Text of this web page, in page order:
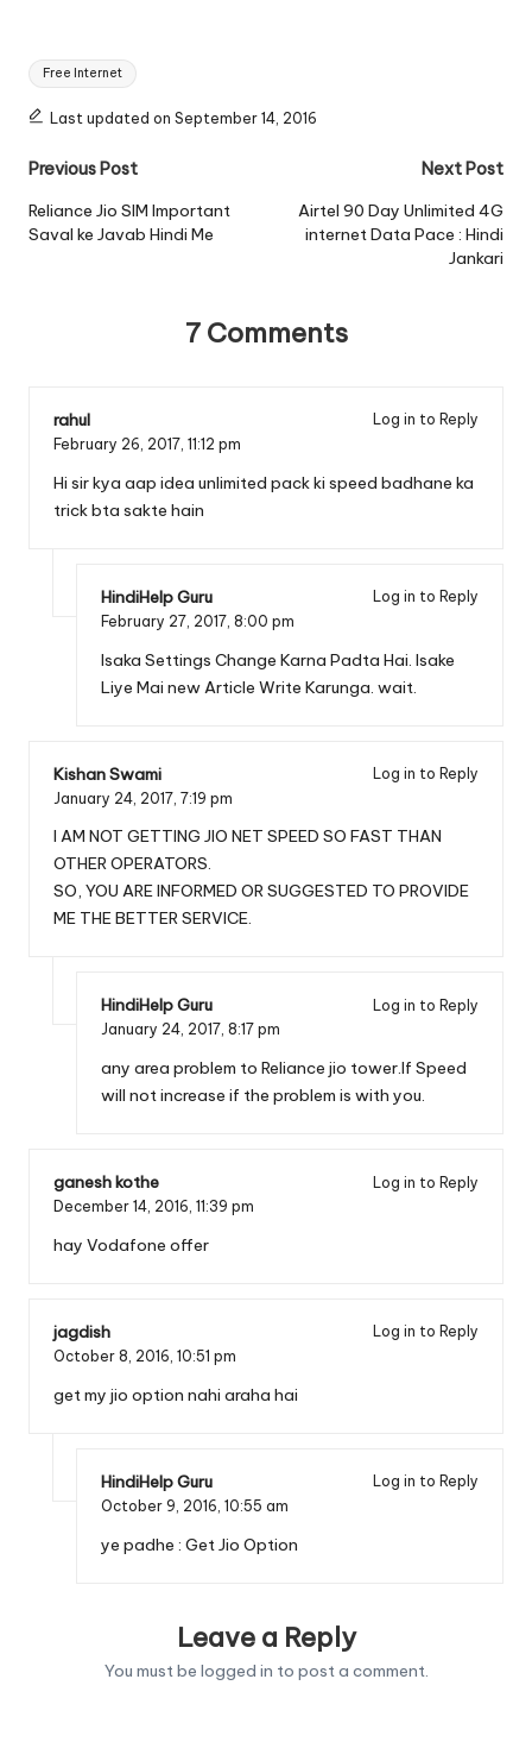
Tags:
Free Internet
Last updated on September 14, 2016
Post
navigation
Previous Post
Reliance Jio SIM Important
Saval ke Javab Hindi Me
Next Post
Airtel 90 Day Unlimited 4G
internet Data Pace : Hindi
Jankari
7 Comments
rahul
Log in to Reply
February 26, 2017, 11:12 pm
Hi sir kya aap idea unlimited pack ki speed badhane ka
trick bta sakte hain
HindiHelp Guru
Log in to Reply
February 27, 2017, 8:00 pm
Isaka Settings Change Karna Padta Hai. Isake
Liye Mai new Article Write Karunga. wait.
Kishan Swami
Log in to Reply
January 24, 2017, 7:19 pm
I AM NOT GETTING JIO NET SPEED SO FAST THAN
OTHER OPERATORS.
SO, YOU ARE INFORMED OR SUGGESTED TO PROVIDE
ME THE BETTER SERVICE.
HindiHelp Guru
Log in to Reply
January 24, 2017, 8:17 pm
any area problem to Reliance jio tower.If Speed
will not increase if the problem is with you.
ganesh kothe
Log in to Reply
December 14, 2016, 11:39 pm
hay Vodafone offer
jagdish
Log in to Reply
October 8, 2016, 10:51 pm
get my jio option nahi araha hai
HindiHelp Guru
Log in to Reply
October 9, 2016, 10:55 am
ye padhe : Get Jio Option
Leave a Reply
You must be logged in to post a comment.